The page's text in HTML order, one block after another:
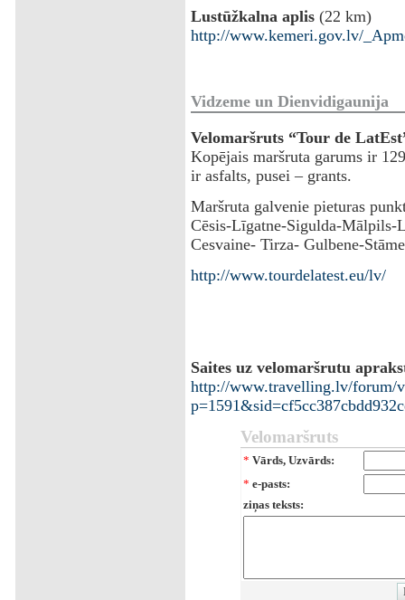
Lustūžkalna aplis(22 km)
http://www.kemeri.gov.lv/
Vidzeme un Dienvidigaunija
Velomaršruts “Tour de
Kopējais maršruta garums ir
ir asfalts, pusei – grants.
Maršruta galvenie pieturas
Cēsis-Līgatne-Sigulda-
Cesvaine- Tirza- Gulbene-
http://www.tourdelatest.eu/lv/
Saites uz velomaršrutu
http://www.travelling.lv/forum/
Velomaršruts
* Vārds, Uzvārds:
* e-pasts:
ziņas teksts: